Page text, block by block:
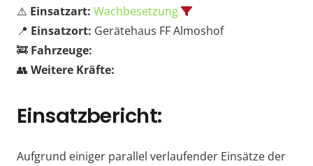
⚠️ Einsatzart: Wachbesetzung
📍 Einsatzort: Gerätehaus FF Almoshof
🚒 Fahrzeuge:
👥 Weitere Kräfte:
Einsatzbericht:
Aufgrund einiger parallel verlaufender Einsätze der